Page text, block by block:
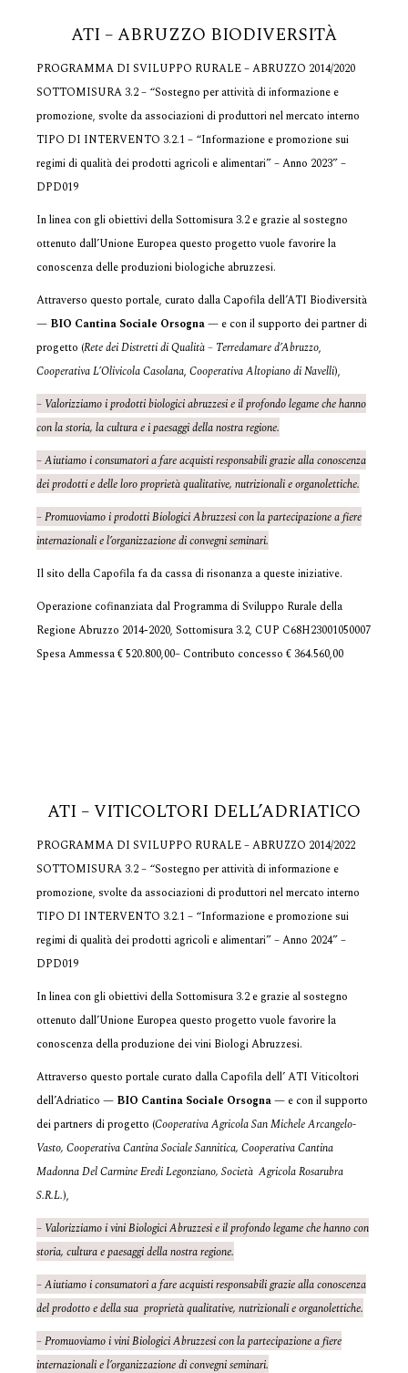
ATI – ABRUZZO BIODIVERSITÀ
PROGRAMMA DI SVILUPPO RURALE – ABRUZZO 2014/2020
SOTTOMISURA 3.2 – “Sostegno per attività di informazione e
promozione, svolte da associazioni di produttori nel mercato interno
TIPO DI INTERVENTO 3.2.1 – “Informazione e promozione sui
regimi di qualità dei prodotti agricoli e alimentari” – Anno 2023” –
DPD019
In linea con gli obiettivi della Sottomisura 3.2 e grazie al sostegno
ottenuto dall’Unione Europea questo progetto vuole favorire la
conoscenza delle produzioni biologiche abruzzesi.
Attraverso questo portale, curato dalla Capofila dell’ATI Biodiversità
— BIO Cantina Sociale Orsogna— e con il supporto dei partner di
progetto (Rete dei Distretti di Qualità – Terredamare d’Abruzzo,
Cooperativa L’Olivicola Casolana, Cooperativa Altopiano di Navelli),
– Valorizziamo i prodotti biologici abruzzesi e il profondo legame che hanno
con la storia, la cultura e i paesaggi della nostra regione.
– Aiutiamo i consumatori a fare acquisti responsabili grazie alla conoscenza
dei prodotti e delle loro proprietà qualitative, nutrizionali e organolettiche.
– Promuoviamo i prodotti Biologici Abruzzesi con la partecipazione a fiere
internazionali e l’organizzazione di convegni seminari.
Il sito della Capofila fa da cassa di risonanza a queste iniziative.
Operazione cofinanziata dal Programma di Sviluppo Rurale della
Regione Abruzzo 2014-2020, Sottomisura 3.2, CUP C68H23001050007
Spesa Ammessa € 520.800,00– Contributo concesso € 364.560,00
ATI – VITICOLTORI DELL’ADRIATICO
PROGRAMMA DI SVILUPPO RURALE – ABRUZZO 2014/2022
SOTTOMISURA 3.2 – “Sostegno per attività di informazione e
promozione, svolte da associazioni di produttori nel mercato interno
TIPO DI INTERVENTO 3.2.1 – “Informazione e promozione sui
regimi di qualità dei prodotti agricoli e alimentari” – Anno 2024” –
DPD019
In linea con gli obiettivi della Sottomisura 3.2 e grazie al sostegno
ottenuto dall’Unione Europea questo progetto vuole favorire la
conoscenza della produzione dei vini Biologi Abruzzesi.
Attraverso questo portale curato dalla Capofila dell’ ATI Viticoltori
dell’Adriatico — BIO Cantina Sociale Orsogna— e con il supporto
dei partners di progetto (Cooperativa Agricola San Michele Arcangelo-
Vasto, Cooperativa Cantina Sociale Sannitica, Cooperativa Cantina
Madonna Del Carmine Eredi Legonziano, Società Agricola Rosarubra
S.R.L.),
– Valorizziamo i vini Biologici Abruzzesi e il profondo legame che hanno con
storia, cultura e paesaggi della nostra regione.
– Aiutiamo i consumatori a fare acquisti responsabili grazie alla conoscenza
del prodotto e della sua proprietà qualitative, nutrizionali e organolettiche.
– Promuoviamo i vini Biologici Abruzzesi con la partecipazione a fiere
internazionali e l’organizzazione di convegni seminari.